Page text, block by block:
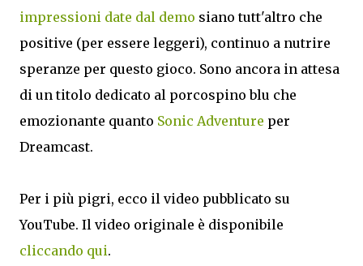
impressioni date dal demo siano tutt'altro che
positive (per essere leggeri), continuo a nutrire
speranze per questo gioco. Sono ancora in attesa
di un titolo dedicato al porcospino blu che
emozionante quanto Sonic Adventure per
Dreamcast.
Per i più pigri, ecco il video pubblicato su
YouTube. Il video originale è disponibile
cliccando qui.